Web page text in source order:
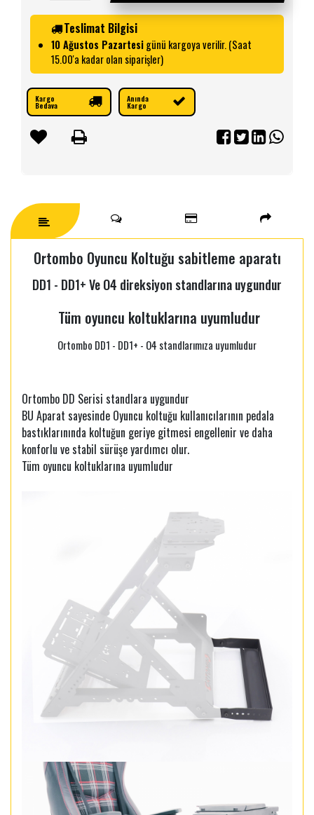
Teslimat Bilgisi
10 Ağustos Pazartesigünü kargoya verilir. (Saat
15.00'a kadar olan siparişler)
Kargo
Bedava
Anında
Kargo
Ortombo Oyuncu Koltuğu sabitleme aparatı
DD1 - DD1+ Ve O4 direksiyon standlarına uygundur
Tüm oyuncu koltuklarına uyumludur
Ortombo DD1 - DD1+ - O4 standlarımıza uyumludur
Ortombo DD Serisi standlara uygundur
BU Aparat sayesinde Oyuncu koltuğu kullanıcılarının pedala
bastıklarınında koltuğun geriye gitmesi engellenir ve daha
konforlu ve stabil sürüşe yardımcı olur.
Tüm oyuncu koltuklarına uyumludur